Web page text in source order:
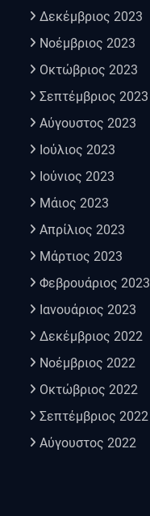
Δεκέμβριος 2023
Νοέμβριος 2023
Οκτώβριος 2023
Σεπτέμβριος 2023
Αύγουστος 2023
Ιούλιος 2023
Ιούνιος 2023
Μάιος 2023
Απρίλιος 2023
Μάρτιος 2023
Φεβρουάριος 2023
Ιανουάριος 2023
Δεκέμβριος 2022
Νοέμβριος 2022
Οκτώβριος 2022
Σεπτέμβριος 2022
Αύγουστος 2022